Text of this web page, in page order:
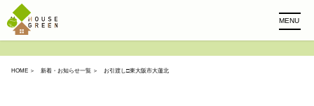
MENU
HOME ＞ 新着・お知らせ一覧 ＞ お引渡し□東大阪市大蓮北